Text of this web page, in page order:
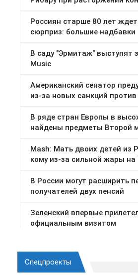
Спецпроекты